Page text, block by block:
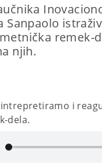
Sanpaolo
remek-
njih.
intrepretiramo i
dela.